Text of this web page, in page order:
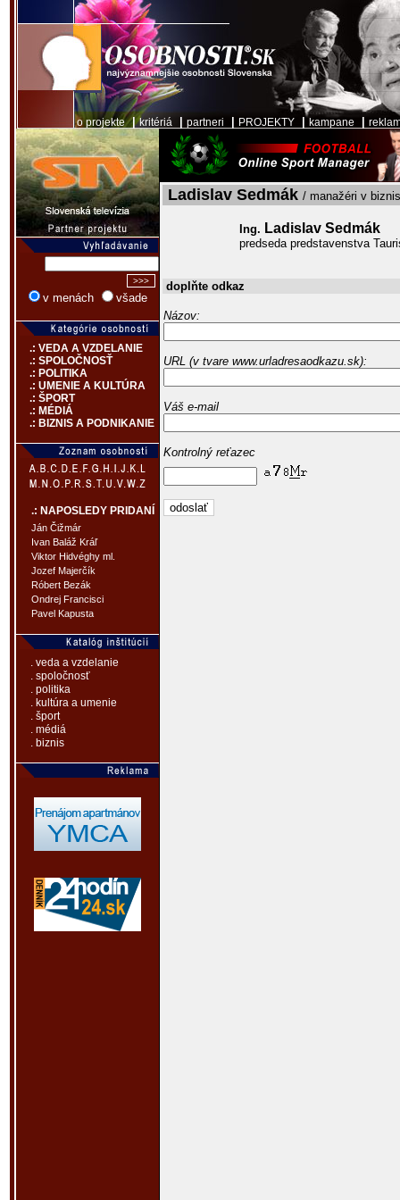
o projekte|kritériá partneri PROJEKTY kampane
v menách všade
.: VEDA A VZDELANIE
.: SPOLOČNOSŤ
.: POLITIKA
.: UMENIE A KULTÚRA
.: ŠPORT
.: MÉDIÁ
.: BIZNIS A PODNIKANIE
.: NAPOSLEDY PRIDANÍ
Ján Čižmár
Ivan Baláž Kráľ
Viktor Hidvéghy ml.
Jozef Majerčík
Róbert Bezák
Ondrej Francisci
Pavel Kapusta
. veda a vzdelanie
. spoločnosť
. politika
. kultúra a umenie
. šport
. médiá
. biznis
Ladislav Sedmák / manažéri v
Ing. Ladislav Sedmák
predseda predstavenstva
doplňte odkaz
Názov:
URL (v tvare www.urladresaodkazu.sk):
Váš e-mail
Kontrolný reťazec